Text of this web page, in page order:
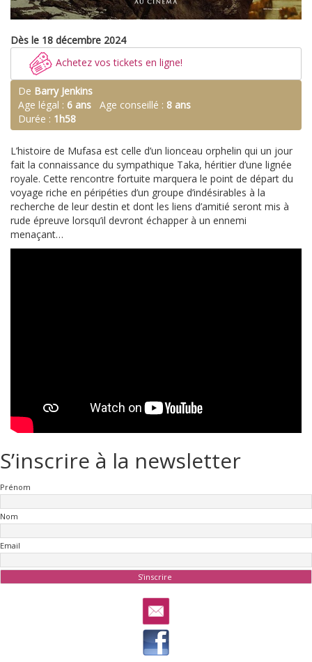
Dès le 18 décembre 2024
Achetez vos tickets en ligne!
De Barry Jenkins
Age légal : 6 ans Age conseillé : 8 ans
Durée : 1h58
L’histoire de Mufasa est celle d’un lionceau orphelin qui un jour
fait la connaissance du sympathique Taka, héritier d’une lignée
royale. Cette rencontre fortuite marquera le point de départ du
voyage riche en péripéties d’un groupe d’indésirables à la
recherche de leur destin et dont les liens d’amitié seront mis à
rude épreuve lorsqu’il devront échapper à un ennemi
menaçant…
S’inscrire à la newsletter
Prénom
Nom
Email